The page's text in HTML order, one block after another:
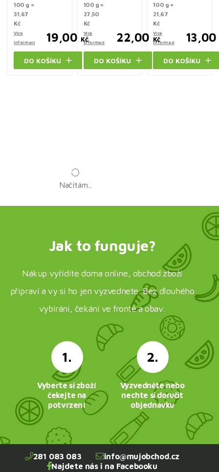
100 g =
31,67
Kč
Více
informací
19,00 Kč
DO KOŠÍKU
100 g =
27,50
Kč
Více
informací
22,00 Kč
DO KOŠÍKU
100 g =
21,67
Kč
Více
informací
13,00
DO KOŠÍKU
Načítám...
Jak to funguje?
Nákup vyřídíte doma online, obchod zboží
připraví a vy si ho jen vyzvednete. Bez dlouhého
vybírání, čekání ve frontě a obav.
1.
Vyberte si zboží
čekejte na
potvrzení
2.
Vyzvedněte nebo
nechte si doručit
objednávku
281 083 083
info@mujobchod.cz
Najdete nás i na Facebooku